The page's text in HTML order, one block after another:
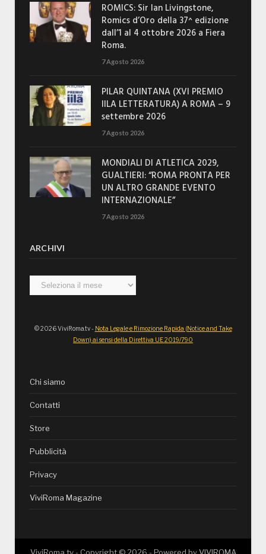
ROMICS: Sir Ian Livingstone,
Romics d’Oro della 37^ edizione
dall’1 al 4 ottobre 2026 a Fiera
Roma.
7 Agosto 2026
PILAR QUINTANA (XVI PREMIO
IILA LETTERATURA) A ROMA – 9
settembre 2026
7 Agosto 2026
MONDIALI DI ATLETICA 2029,
GUALTIERI: “ROMA PRONTA PER
UN ALTRO GRANDE EVENTO
INTERNAZIONALE”
7 Agosto 2026
ARCHIVI
Archivi
© 2026 ViviRoma.tv - Nota Legale e Rimozione Rapida (Notice and Take
Down) ai sensi della Direttiva UE 2019/790
Chi siamo
Contatti
Store
Pubblicità
Privacy
ViviRoma Magazine